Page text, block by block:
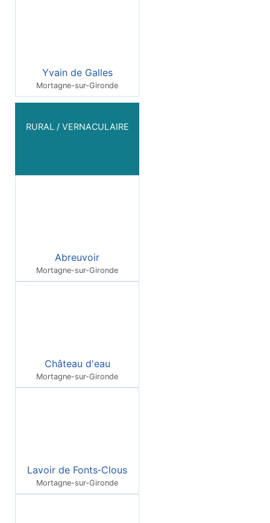
Yvain de Galles
Mortagne-sur-Gironde
RURAL / VERNACULAIRE
Abreuvoir
Mortagne-sur-Gironde
Château d'eau
Mortagne-sur-Gironde
Lavoir de Fonts‑Clous
Mortagne-sur-Gironde